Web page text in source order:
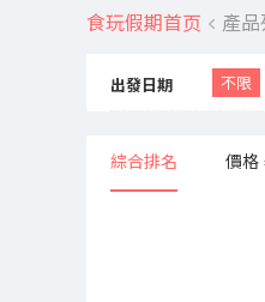
食玩假期首页 產品
出發日期 不限
東南亞 - 旅行團
關於食玩假期旅
綜合排名 價格